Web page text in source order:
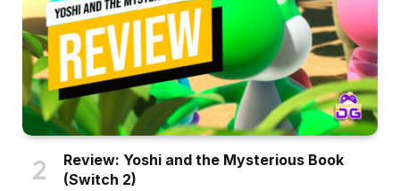
Review: Yoshi and the Mysterious Book
(Switch 2)